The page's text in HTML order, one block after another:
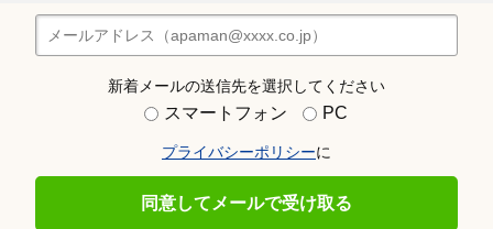
新着メールの送信先を選択してください
スマートフォン PC
プライバシーポリシーに
同意してメールで受け取る